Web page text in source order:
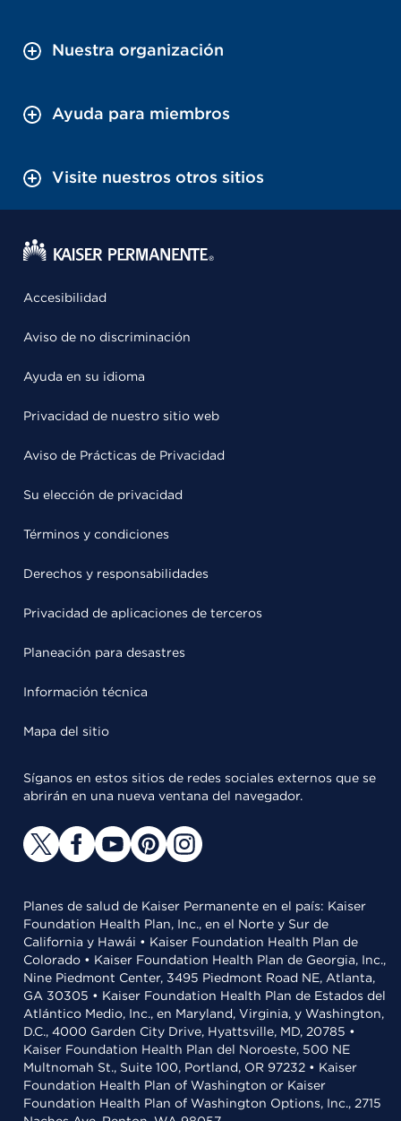
Nuestra organización
Ayuda para miembros
Visite nuestros otros sitios
Accesibilidad
Aviso de no discriminación
Ayuda en su idioma
Privacidad de nuestro sitio web
Aviso de Prácticas de Privacidad
Su elección de privacidad
Términos y condiciones
Derechos y responsabilidades
Privacidad de aplicaciones de terceros
Planeación para desastres
Información técnica
Mapa del sitio
Síganos en estos sitios de redes sociales externos que se
abrirán en una nueva ventana del navegador.
Planes de salud de Kaiser Permanente en el país: Kaiser
Foundation Health Plan, Inc., en el Norte y Sur de
California y Hawái • Kaiser Foundation Health Plan de
Colorado • Kaiser Foundation Health Plan de Georgia, Inc.,
Nine Piedmont Center, 3495 Piedmont Road NE, Atlanta,
GA 30305 • Kaiser Foundation Health Plan de Estados del
Atlántico Medio, Inc., en Maryland, Virginia, y Washington,
D.C., 4000 Garden City Drive, Hyattsville, MD, 20785 •
Kaiser Foundation Health Plan del Noroeste, 500 NE
Multnomah St., Suite 100, Portland, OR 97232 • Kaiser
Foundation Health Plan of Washington or Kaiser
Foundation Health Plan of Washington Options, Inc., 2715